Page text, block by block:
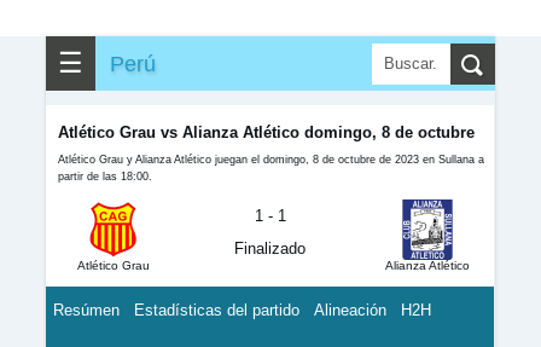
☰ Perú
Atlético Grau vs Alianza Atlético domingo, 8 de octubre
Atlético Grau y Alianza Atlético juegan el domingo, 8 de octubre de 2023 en Sullana a
partir de las 18:00.
Atlético Grau
1 - 1
Finalizado
Alianza Atlético
Resúmen Estadísticas del partido Alineación H2H